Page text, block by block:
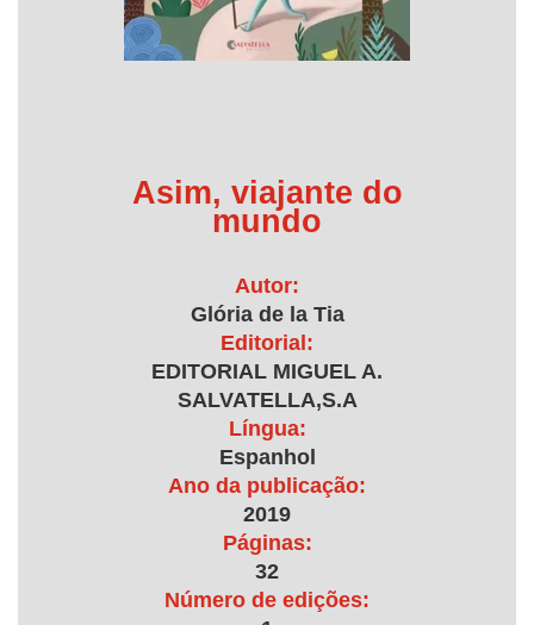
Asim, viajante do
mundo
Autor:
Glória de la Tia
Editorial:
EDITORIAL MIGUEL A.
SALVATELLA,S.A
Língua:
Espanhol
Ano da publicação:
2019
Páginas:
32
Número de edições: